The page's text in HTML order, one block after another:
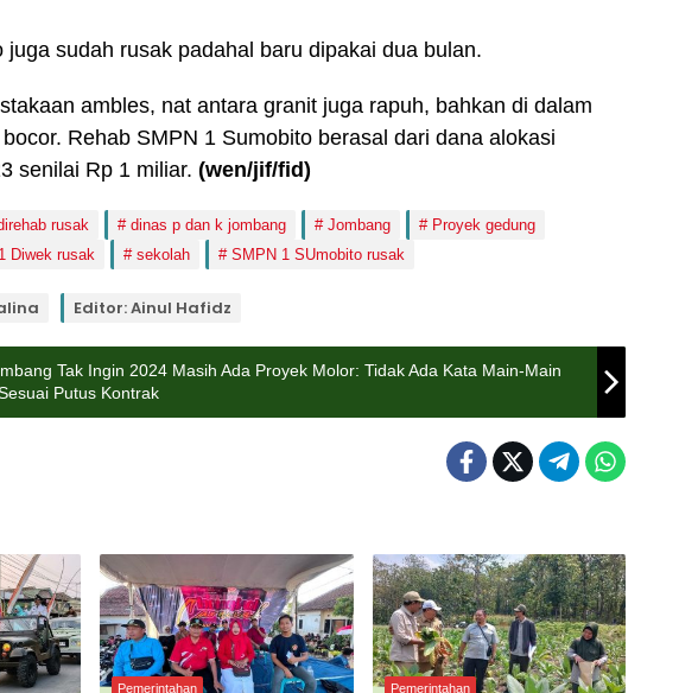
juga sudah rusak padahal baru dipakai dua bulan.
ambles, nat antara granit juga rapuh, bahkan di dalam
Rehab SMPN 1 Sumobito berasal dari dana alokasi
senilai Rp 1 miliar. (wen/jif/fid)
rusak dinas p dan k jombang Jombang
Proyek gedung
Diwek rusak
sekolah SMPN 1 SUmobito rusak
Editor: Ainul Hafidz
Tak Ingin 2024 Masih Ada Proyek Molor: Tidak Ada Kata Main-Main
Putus Kontrak
Pemerintahan Pemerintahan